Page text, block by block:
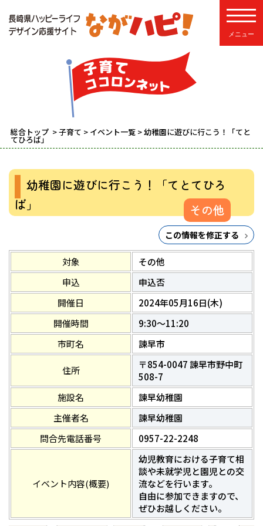
総合トップ >子育て > イベント一覧 > 幼稚園に遊びに行こう！「てと
てひろば」
幼稚園に遊びに行こう！「てとてひろ
ば」
その他
この情報を修正する
対象
その他
申込
申込否
開催日
2024年05月16日(木)
開催時間
9:30～11:20
市町名
諫早市
住所
〒854-0047 諫早市野中町
508-7
施設名
諫早幼稚園
主催者名
諫早幼稚園
問合先電話番号
0957-22-2248
イベント内容(概要)
幼児教育における子育て相
談や未就学児と園児との交
流などを行います。
自由に参加できますので、
ぜひお越しください。